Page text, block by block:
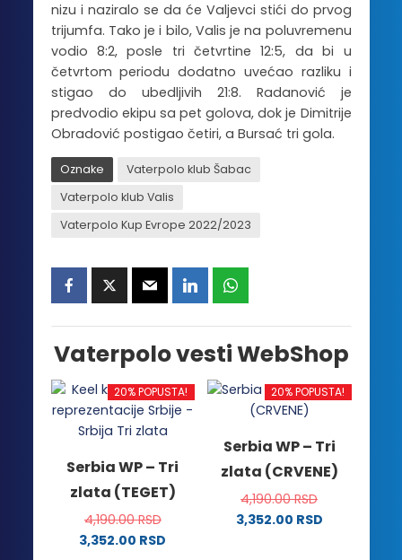
nizu i naziralo se da će Valjevci stići do prvog
trijumfa. Tako je i bilo, Valis je na poluvremenu
vodio 8:2, posle tri četvrtine 12:5, da bi u
četvrtom periodu dodatno uvećao razliku i
stigao do ubedljivih 21:8. Radanović je
predvodio ekipu sa pet golova, dok je Dimitrije
Obradović postigao četiri, a Bursać tri gola.
Oznake
Vaterpolo klub Šabac
Vaterpolo klub Valis
Vaterpolo Kup Evrope 2022/2023
Vaterpolo vesti WebShop
20% POPUSTA!
Serbia WP – Tri
zlata (TEGET)
4,190.00RSD
3,352.00 RSD
20% POPUSTA!
Serbia WP – Tri
zlata (CRVENE)
4,190.00RSD
3,352.00 RSD